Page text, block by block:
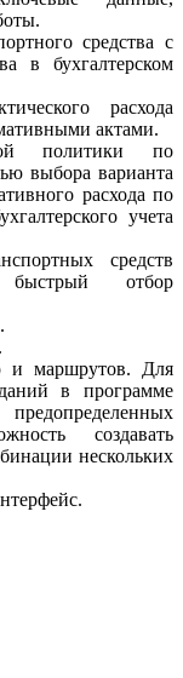
средства с
в бухгалтерском
расхода
актами.
политики по
выбора варианта
расхода по
учета
средств
быстрый отбор
и маршрутов. Для
в программе
создавать
нескольких